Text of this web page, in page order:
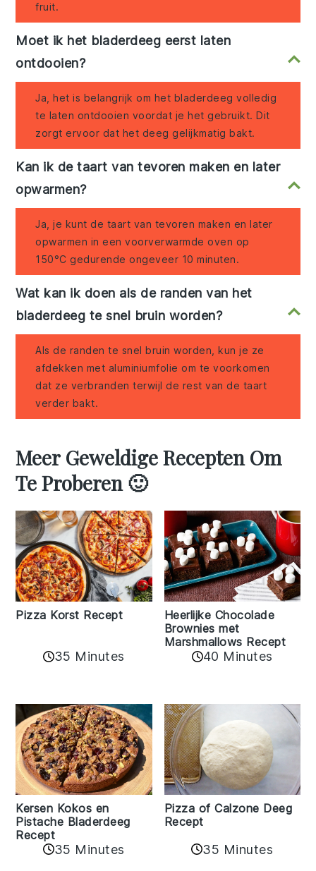
fruit.
Moet ik het bladerdeeg eerst laten
ontdooien?
Ja, het is belangrijk om het bladerdeeg volledig
te laten ontdooien voordat je het gebruikt. Dit
zorgt ervoor dat het deeg gelijkmatig bakt.
Kan ik de taart van tevoren maken en later
opwarmen?
Ja, je kunt de taart van tevoren maken en later
opwarmen in een voorverwarmde oven op
150°C gedurende ongeveer 10 minuten.
Wat kan ik doen als de randen van het
bladerdeeg te snel bruin worden?
Als de randen te snel bruin worden, kun je ze
afdekken met aluminiumfolie om te voorkomen
dat ze verbranden terwijl de rest van de taart
verder bakt.
Meer Geweldige Recepten Om
Te Proberen 🙂
Pizza Korst Recept
35 Minutes
Heerlijke Chocolade
Brownies met
Marshmallows Recept
40 Minutes
Kersen Kokos en
Pistache Bladerdeeg
Recept
35 Minutes
Pizza of Calzone Deeg
Recept
35 Minutes